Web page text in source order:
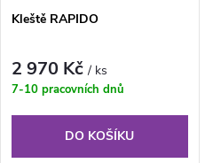
Kleště RAPIDO
2 970 Kč/ ks
7-10 pracovních dnů
DO KOŠÍKU